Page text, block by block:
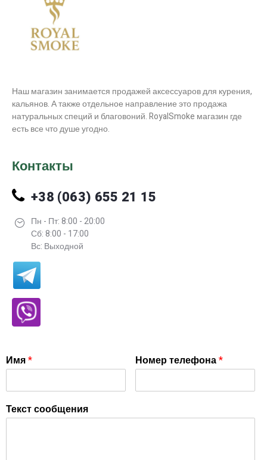
Наш магазин занимается продажей аксессуаров для курения,
кальянов. А также отдельное направление это продажа
натуральных специй и благовоний. RoyalSmoke магазин где
есть все что душе угодно.
Контакты
+38 (063) 655 21 15
Пн - Пт: 8:00 - 20:00
Сб: 8:00 - 17:00
Вс: Выходной
Имя* Номер телефона*
Текст сообщения